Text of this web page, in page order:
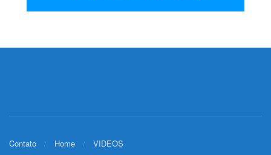
Contato Home VIDEOS